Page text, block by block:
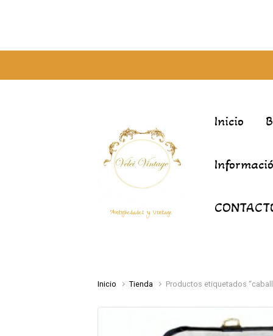
Antigüedades y Vintage
Inicio
Inicio Tienda Productos etiquetados